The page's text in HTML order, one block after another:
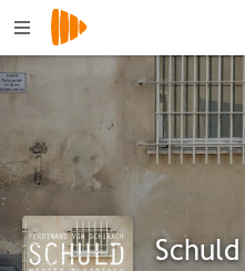
Schuld